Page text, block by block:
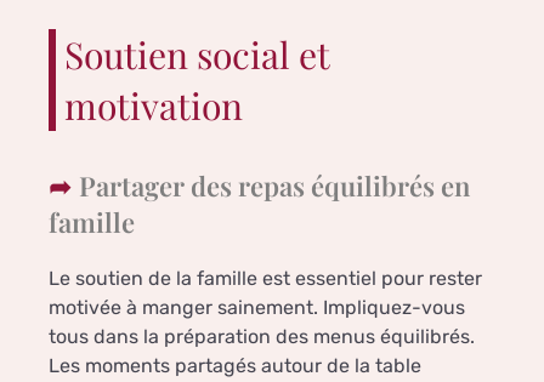
Soutien social et
motivation
Partager des repas équilibrés en
famille
Le soutien de la famille est essentiel pour rester
motivée à manger sainement. Impliquez-vous
tous dans la préparation des menus équilibrés.
Les moments partagés autour de la table